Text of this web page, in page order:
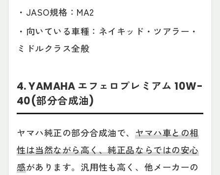
・JASO規格：MA2
・向いている車種：ネイキッド・ツアラー・
ミドルクラス全般
4. YAMAHA エフェロプレミアム 10W-
40(部分合成油)
ヤマハ純正の部分合成油で、ヤマハ車との相
性は当然ながら高く、純正品ならではの安心
感があります。汎用性も高く、他メーカーの